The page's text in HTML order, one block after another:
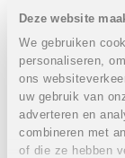
Deze website
We gebruiken
personaliseren,
ons
uw gebruik van
adverteren en
combineren met
of die ze hebben
zoals tennis-
enzovoort en
Op slechts
3
2
Bebouwde